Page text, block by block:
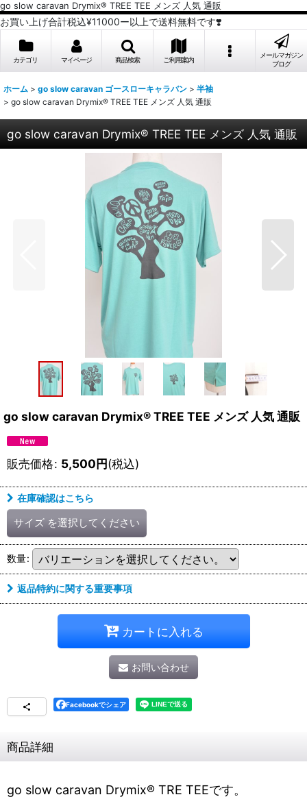
go slow caravan Drymix® TREE TEE メンズ 人気 通販
お買い上げ合計税込¥11000ー以上で送料無料です❣️
カテゴリ マイページ 商品検索 ご利用案内
メールマガジン
ブログ
ホーム > go slow caravan ゴースローキャラバン > 半袖
> go slow caravan Drymix® TREE TEE メンズ 人気 通販
go slow caravan Drymix® TREE TEE メンズ 人気 通販
go slow caravan Drymix® TREE TEE メンズ 人気 通販
販売価格: 5,500円(税込)
在庫確認はこちら
サイズ を選択してください
数量:
返品特約に関する重要事項
カートに入れる
お問い合わせ
Facebookでシェア
商品詳細
go slow caravan Drymix® TRE TEEです。